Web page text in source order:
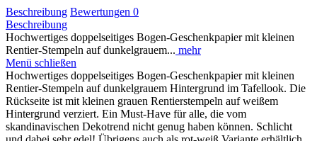
Beschreibung Bewertungen 0
Beschreibung
Hochwertiges doppelseitiges Bogen-Geschenkpapier mit kleinen
Rentier-Stempeln auf dunkelgrauem... mehr
Menü schließen
Hochwertiges doppelseitiges Bogen-Geschenkpapier mit kleinen
Rentier-Stempeln auf dunkelgrauem Hintergrund im Tafellook. Die
Rückseite ist mit kleinen grauen Rentierstempeln auf weißem
Hintergrund verziert. Ein Must-Have für alle, die vom
skandinavischen Dekotrend nicht genug haben können. Schlicht